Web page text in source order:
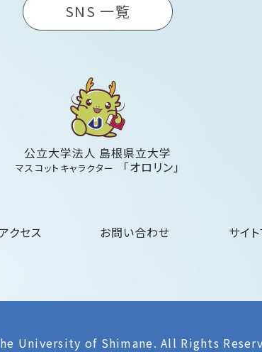
SNS 一覧
公立大学法人 島根県立大学
マスコットキャラクター 「オロリン」
クセス お問い合わせ サイ
University of Shimane. All Rights